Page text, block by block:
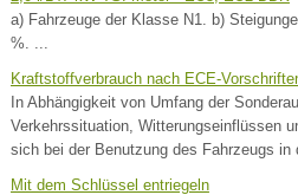
a) Fahrzeuge der Klasse N1. b)
%. ...
Kraftstoffverbrauch nach ECE-
In Abhängigkeit von Umfang der
Verkehrssituation, Witterungseinflüssen
sich bei der Benutzung des Fahrzeugs in
Mit dem Schlüssel entriegeln